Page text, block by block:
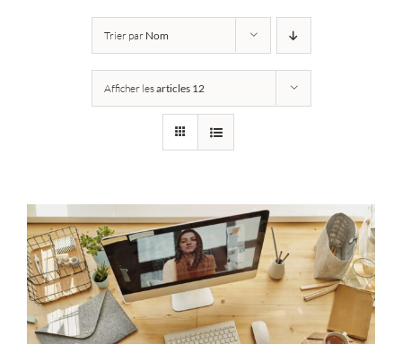
Trier par Nom
Afficher lesarticles 12